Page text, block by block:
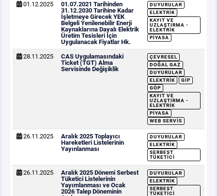
01.12.2025
01.07.2021 Tarihinden
31.12.2030 Tarihine Kadar
İşletmeye Girecek YEK
Belgeli Yenilenebilir Enerji
Kaynaklarına Dayalı Elektrik
Üretim Tesisleri İçin
Uygulanacak Fiyatlar Hk.
DUYURULAR
ELEKTRIK
KAYIT VE
UZLAŞTIRMA -
ELEKTRIK
PIYASA
28.11.2025
CAS Uygulamasındaki
Ticket (TGT) Alma
Servisinde Değişiklik
ÇEVRESEL
DOĞAL GAZ
DUYURULAR
ELEKTRIK
GİP
GÖP
KAYIT VE
UZLAŞTIRMA -
ELEKTRIK
PIYASA
WEB SERVIS
26.11.2025
Aralık 2025 Toplayıcı
Hareketleri Listelerinin
Yayınlanması
DUYURULAR
ELEKTRIK
SERBEST
TÜKETICI
26.11.2025
Aralık 2025 Dönemi Serbest
Tüketici Listelerinin
Yayımlanması ve Ocak
2026 Talep Döneminin
DUYURULAR
ELEKTRIK
SERBEST
TÜKETICI